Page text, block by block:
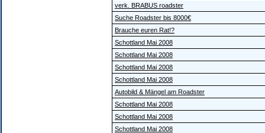
verk. BRABUS roadster
Suche Roadster bis 8000€
Brauche euren Rat!?
Schottland Mai 2008
Schottland Mai 2008
Schottland Mai 2008
Schottland Mai 2008
Autobild & Mängel am Roadster
Schottland Mai 2008
Schottland Mai 2008
Schottland Mai 2008